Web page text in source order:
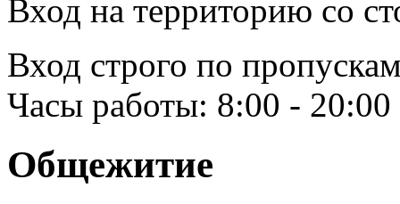
Вход на территорию со
Вход строго по
Часы работы: 8:00 - 20:00
Общежитие